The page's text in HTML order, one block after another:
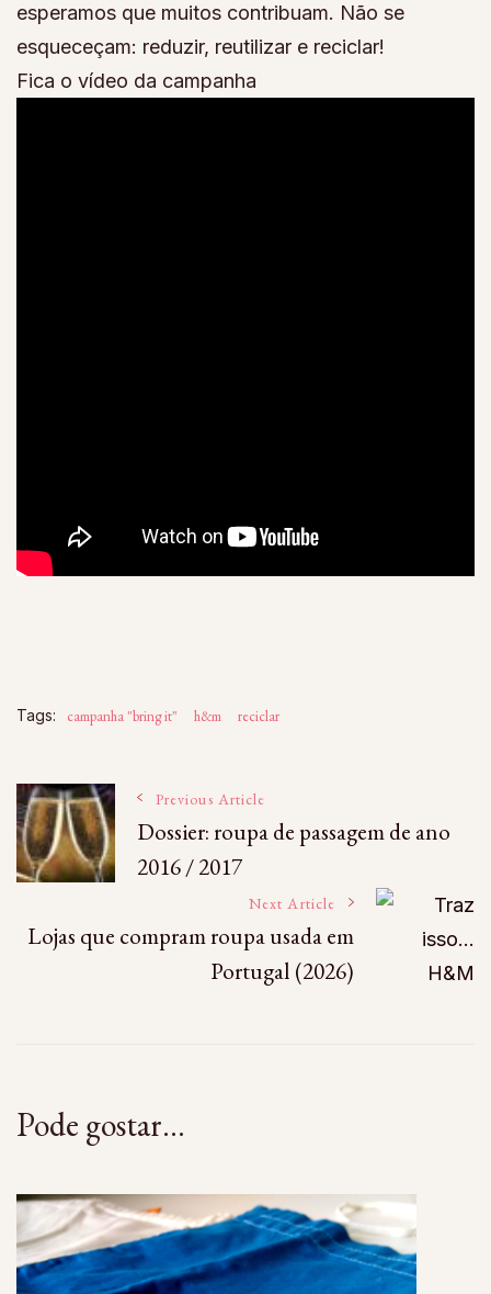
esperamos que muitos contribuam. Não se
esqueceçam: reduzir, reutilizar e reciclar!
Fica o vídeo da campanha
Tags: campanha "bring it" h&m reciclar
Post
Navigation
Previous Article
Dossier: roupa de passagem de ano
2016 / 2017
Next Article
Lojas que compram roupa usada em
Portugal (2026)
Pode gostar...